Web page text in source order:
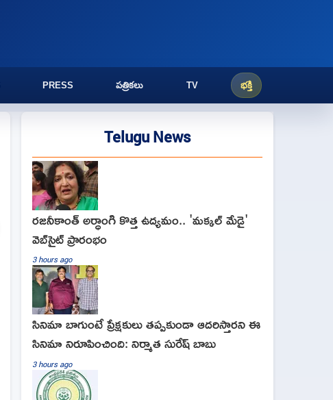
PRESS పత్రికలు TV భక్తి
Telugu News
రజనీకాంత్ అర్ధాంగి కొత్త ఉద్యమం.. 'మక్కల్ మేడై'
వెబ్‌సైట్ ప్రారంభం
3 hours ago
సినిమా బాగుంటే ప్రేక్షకులు తప్పకుండా ఆదరిస్తారని ఈ
సినిమా నిరూపించింది: నిర్మాత సురేష్ బాబు
3 hours ago